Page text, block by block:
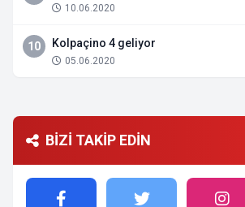
10.06.2020
10 Kolpaçino 4 geliyor
05.06.2020
BİZİ TAKİP EDİN